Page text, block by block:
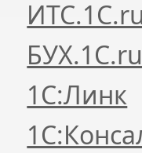
ИТС.1C.ru
БУХ.1С.ru
1С:Линк